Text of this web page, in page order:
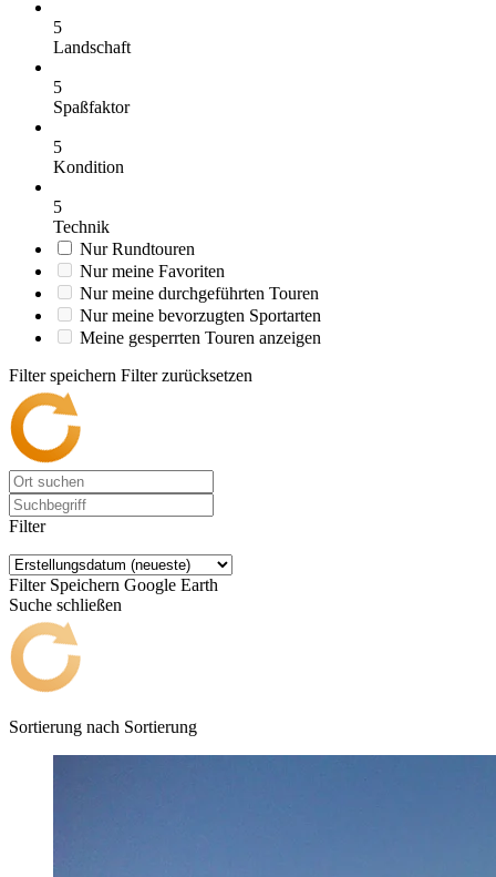
5
Landschaft
5
Spaßfaktor
5
Kondition
5
Technik
Nur Rundtouren
Nur meine Favoriten
Nur meine durchgeführten Touren
Nur meine bevorzugten Sportarten
Meine gesperrten Touren anzeigen
Filter speichern Filter zurücksetzen
Filter
Filter Speichern Google Earth
Suche schließen
Sortierung nach Sortierung